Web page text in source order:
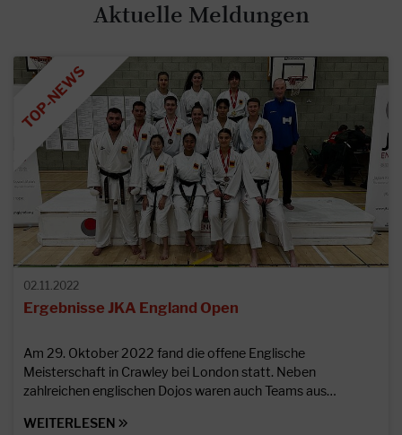
Aktuelle Meldungen
02.11.2022
Ergebnisse JKA England Open
Am 29. Oktober 2022 fand die offene Englische
Meisterschaft in Crawley bei London statt. Neben
zahlreichen englischen Dojos waren auch Teams aus…
WEITERLESEN